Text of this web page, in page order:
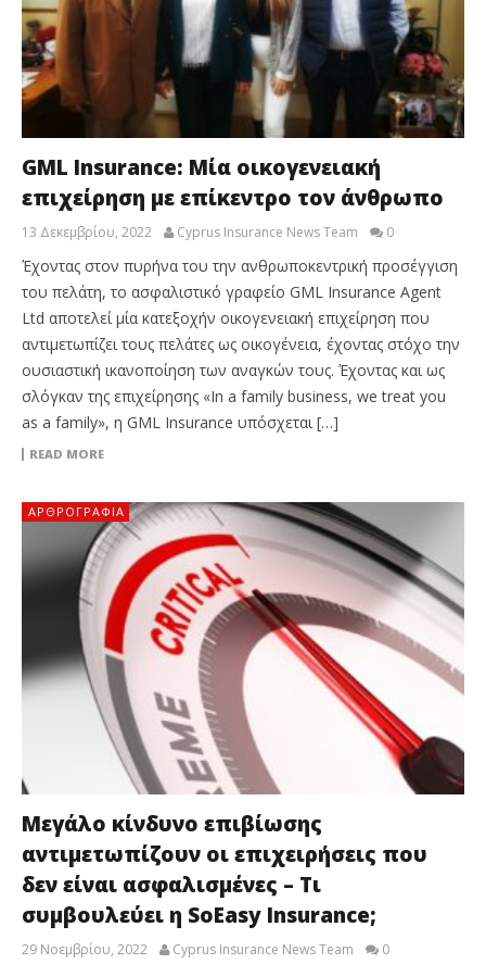
GML Insurance: Μία οικογενειακή
επιχείρηση με επίκεντρο τον άνθρωπο
13 Δεκεμβρίου, 2022 Cyprus Insurance News Team 0
Έχοντας στον πυρήνα του την ανθρωποκεντρική προσέγγιση
του πελάτη, το ασφαλιστικό γραφείο GML Insurance Agent
Ltd αποτελεί μία κατεξοχήν οικογενειακή επιχείρηση που
αντιμετωπίζει τους πελάτες ως οικογένεια, έχοντας στόχο την
ουσιαστική ικανοποίηση των αναγκών τους. Έχοντας και ως
σλόγκαν της επιχείρησης «In a family business, we treat you
as a family», η GML Insurance υπόσχεται […]
READ MORE
ΑΡΘΡΟΓΡΑΦΊΑ
Μεγάλο κίνδυνο επιβίωσης
αντιμετωπίζουν οι επιχειρήσεις που
δεν είναι ασφαλισμένες – Τι
συμβουλεύει η SoEasy Insurance;
29 Νοεμβρίου, 2022 Cyprus Insurance News Team 0